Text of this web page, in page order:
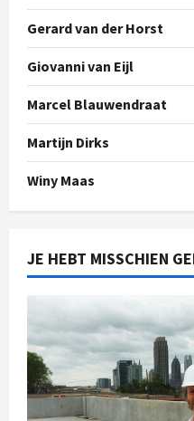
Gerard van der Horst
Giovanni van Eijl
Marcel Blauwendraat
Martijn Dirks
Winy Maas
JE HEBT MISSCHIEN